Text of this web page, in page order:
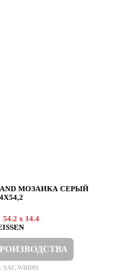
МОЗАИКА СЕРЫЙ
54.2 x 14.4
SAC-WIH091